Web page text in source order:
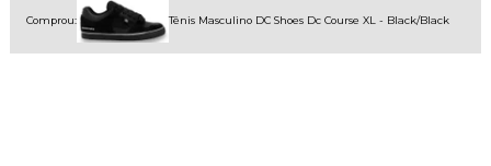
Comprou: Tênis Masculino DC Shoes Dc Course XL - Black/Black